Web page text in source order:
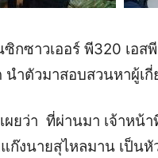
กซาวเออร์ พี320 เอ
ำตัวมาสอบสวนหาผู้เกี่
ยว่า ที่ผ่านมา เจ้าหน้
งนายสุไหลมาน เป็นหั